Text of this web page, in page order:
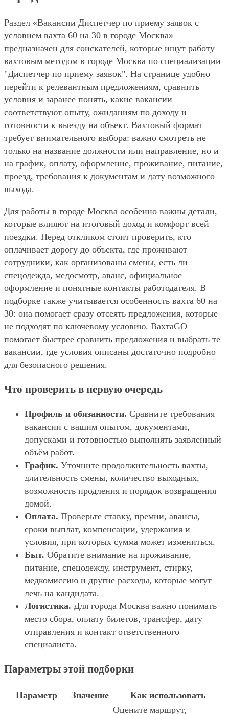
Раздел «Вакансии Диспетчер по приему заявок с
условием вахта 60 на 30 в городе Москва»
предназначен для соискателей, которые ищут работу
вахтовым методом в городе Москва по специализации
"Диспетчер по приему заявок". На странице удобно
перейти к релевантным предложениям, сравнить
условия и заранее понять, какие вакансии
соответствуют опыту, ожиданиям по доходу и
готовности к выезду на объект. Вахтовый формат
требует внимательного выбора: важно смотреть не
только на название должности или направление, но и
на график, оплату, оформление, проживание, питание,
проезд, требования к документам и дату возможного
выхода.
Для работы в городе Москва особенно важны детали,
которые влияют на итоговый доход и комфорт всей
поездки. Перед откликом стоит проверить, кто
оплачивает дорогу до объекта, где проживают
сотрудники, как организованы смены, есть ли
спецодежда, медосмотр, аванс, официальное
оформление и понятные контакты работодателя. В
подборке также учитывается особенность вахта 60 на
30: она помогает сразу отсеять предложения, которые
не подходят по ключевому условию. ВахтаGO
помогает быстрее сравнить предложения и выбрать те
вакансии, где условия описаны достаточно подробно
для безопасного решения.
Что проверить в первую очередь
Профиль и обязанности. Сравните требования
вакансии с вашим опытом, документами,
допусками и готовностью выполнять заявленный
объём работ.
График. Уточните продолжительность вахты,
длительность смены, количество выходных,
возможность продления и порядок возвращения
домой.
Оплата. Проверьте ставку, премии, авансы,
сроки выплат, компенсации, удержания и
условия, при которых сумма может измениться.
Быт. Обратите внимание на проживание,
питание, спецодежду, инструмент, стирку,
медкомиссию и другие расходы, которые могут
лечь на кандидата.
Логистика. Для города Москва важно понимать
место сбора, оплату билетов, трансфер, дату
отправления и контакт ответственного
специалиста.
Параметры этой подборки
Параметр Значение Как использовать
Оцените маршрут,